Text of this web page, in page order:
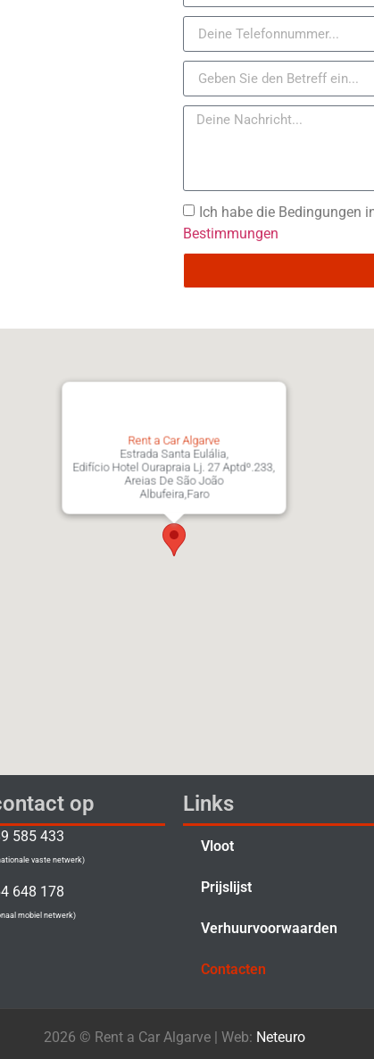
Ich habe die Bedingungen
Bestimmungen
Rent a Car Algarve
Estrada Santa Eulália,
Edifício Hotel Ourapraia Lj. 27 Aptdº.233,
Areias De São João
Albufeira,Faro
op
585 433
vaste netwerk)
648 178
mobiel netwerk)
Links
Vloot
Prijslijst
Verhuurvoorwaarden
Contacten
2026 © Rent a Car Algarve | Web: Neteuro